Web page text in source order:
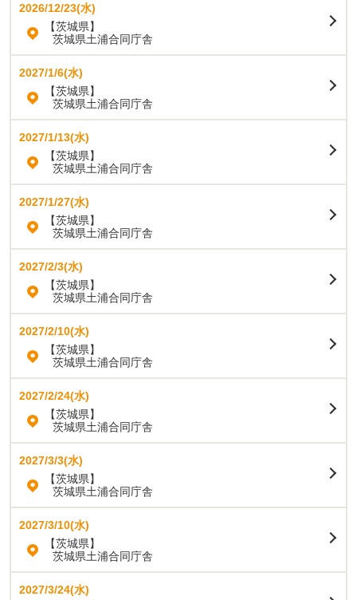
2026/12/23(水)
【茨城県】
茨城県土浦合同庁舎
2027/1/6(水)
【茨城県】
茨城県土浦合同庁舎
2027/1/13(水)
【茨城県】
茨城県土浦合同庁舎
2027/1/27(水)
【茨城県】
茨城県土浦合同庁舎
2027/2/3(水)
【茨城県】
茨城県土浦合同庁舎
2027/2/10(水)
【茨城県】
茨城県土浦合同庁舎
2027/2/24(水)
【茨城県】
茨城県土浦合同庁舎
2027/3/3(水)
【茨城県】
茨城県土浦合同庁舎
2027/3/10(水)
【茨城県】
茨城県土浦合同庁舎
2027/3/24(水)